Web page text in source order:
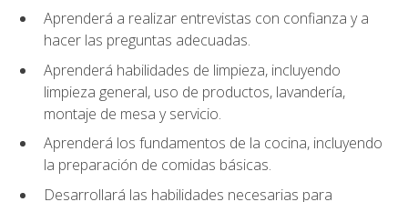
Aprenderá a realizar entrevistas con confianza y a
hacer las preguntas adecuadas.
Aprenderá habilidades de limpieza, incluyendo
limpieza general, uso de productos, lavandería,
montaje de mesa y servicio.
Aprenderá los fundamentos de la cocina, incluyendo
la preparación de comidas básicas.
Desarrollará las habilidades necesarias para